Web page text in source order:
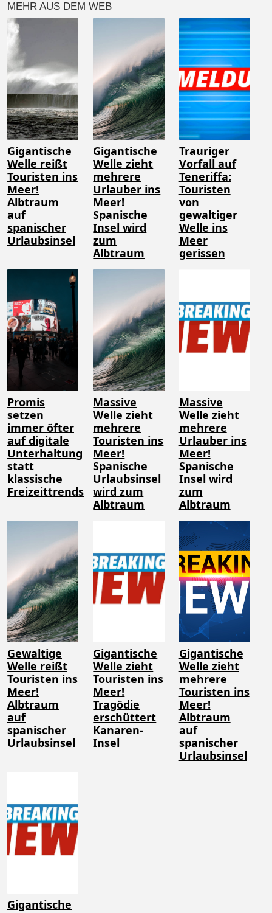
MEHR AUS DEM WEB
Gigantische
Welle reißt
Touristen ins
Meer!
Albtraum
auf
spanischer
Urlaubsinsel
Gigantische
Welle zieht
mehrere
Urlauber ins
Meer!
Spanische
Insel wird
zum
Albtraum
Trauriger
Vorfall auf
Teneriffa:
Touristen
von
gewaltiger
Welle ins
Meer
gerissen
Promis
setzen
immer öfter
auf digitale
Unterhaltung
statt
klassische
Freizeittrends
Massive
Welle zieht
mehrere
Touristen ins
Meer!
Spanische
Urlaubsinsel
wird zum
Albtraum
Massive
Welle zieht
mehrere
Urlauber ins
Meer!
Spanische
Insel wird
zum
Albtraum
Gewaltige
Welle reißt
Touristen ins
Meer!
Albtraum
auf
spanischer
Urlaubsinsel
Gigantische
Welle zieht
Touristen ins
Meer!
Tragödie
erschüttert
Kanaren-
Insel
Gigantische
Welle zieht
mehrere
Touristen ins
Meer!
Albtraum
auf
spanischer
Urlaubsinsel
Gigantische